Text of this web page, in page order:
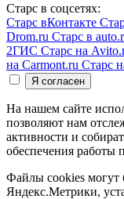
Старс в соцсетях:
Старс вКонтакте
Drom.ru Старс в
2ГИС Старс на
на Carmont.ru Старс
На нашем сайте
позволяют нам
активности и
обеспечения работы
Файлы cookies могут
Яндекс.Метрики,